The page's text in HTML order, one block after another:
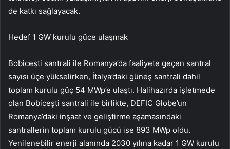
de katkı sağlayacak.
Hedef 1 GW kurulu güce ulaşmak
Bobicești santrali ile Romanya’da faaliyete geçen santral
sayısı üçe yükselirken, İtalya’daki güneş santrali dahil
toplam kurulu güç 54 MWp’e ulaştı. Halihazırda işletmede
olan Bobiceşti santrali ile birlikte, DEFIC Globe’un
Romanya’daki inşaat ve geliştirme aşamasındaki
santrallerin toplam kurulu gücü ise 893 MWp oldu.
Yenilenebilir enerji alanında 2030 yılına kadar 1 GW kurulu